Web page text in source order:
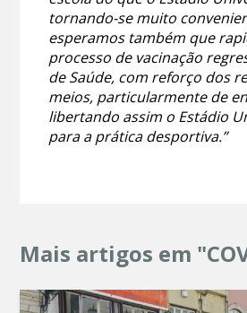
tornando-se muito
esperamos também que
processo de vacinação
de Saúde, com reforço dos
meios, particularmente de
libertando assim o Estádio
para a prática desportiva.”
Mais artigos em